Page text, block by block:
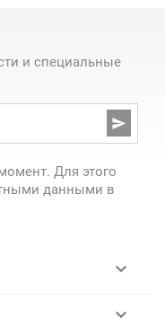
и специальные

Для этого
данными в

